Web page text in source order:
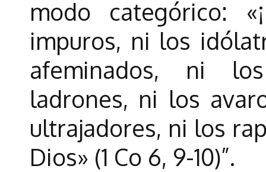
modo categórico:
impuros, ni los
afeminados, ni
ladrones, ni los
ultrajadores, ni los
Dios» (1 Co 6, 9-10)”.